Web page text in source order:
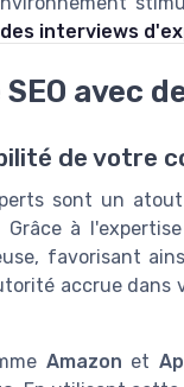
interviews
avec
de votre
sont un
Grâce à
favorisant
accrue
Amazon et